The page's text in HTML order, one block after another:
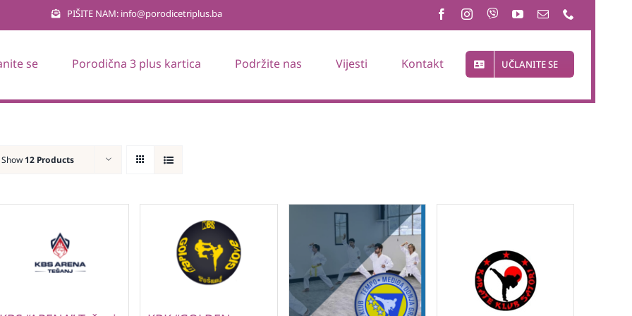
PIŠITE NAM: info@porodicetriplus.ba
se Porodična 3 plus kartica Podržite nas Vijesti Kontakt UČLANITE SE
Show 12 Products